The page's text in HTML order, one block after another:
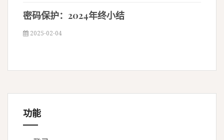
密码保护：2024年终小结
2025-02-04
功能